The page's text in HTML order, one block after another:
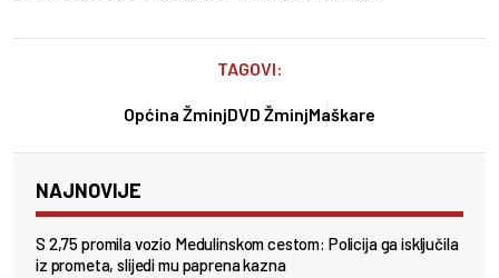
TAGOVI:
Općina ŽminjDVD ŽminjMaškare
NAJNOVIJE
S 2,75 promila vozio Medulinskom cestom: Policija ga isključila
iz prometa, slijedi mu paprena kazna